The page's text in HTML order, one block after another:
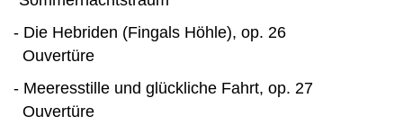
- Die Hebriden (Fingals Höhle), op. 26
Ouvertüre
- Meeresstille und glückliche Fahrt, op. 27
Ouvertüre